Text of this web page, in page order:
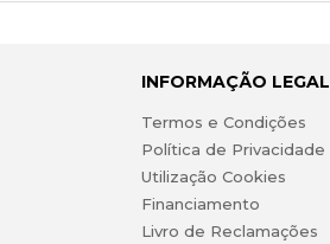
INFORMAÇÃO LEGAL
Termos e Condições
Política de Privacidade
Utilização Cookies
Financiamento
Livro de Reclamações